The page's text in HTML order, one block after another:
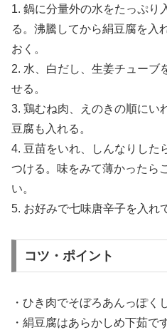
1. 鍋に分量外の水をたっぷり
る。沸騰してから絹豆腐を入
おく。
2. 水、白だし、生姜チューブ
せる。
3. 鶏むね肉、えのきの順にい
豆腐も入れる。
4. 豆苗をいれ、しんなりした
つける。味をみて薄かったら
い。
5. お好みで七味唐辛子を入れ
コツ・ポイント
・ひき肉でそぼろあんっぽく
・絹豆腐はあらかしめ下茹で